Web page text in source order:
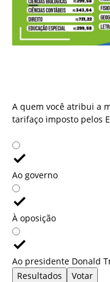
A quem você atribui a
tarifaço imposto pelos
Ao governo
À oposição
Ao presidente Donald
Resultados
Votar